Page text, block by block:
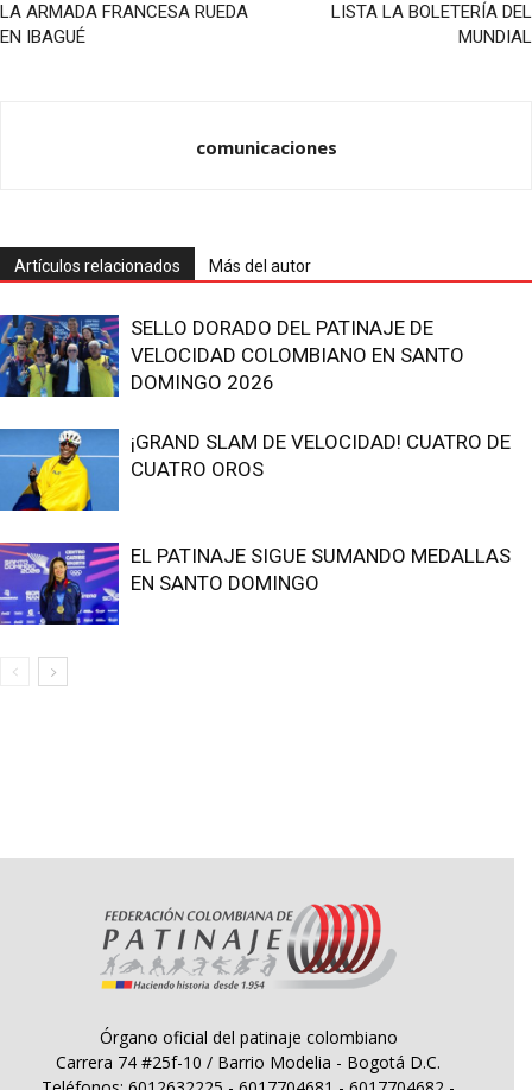
LA ARMADA FRANCESA RUEDA
EN IBAGUÉ
LISTA LA BOLETERÍA DEL
MUNDIAL
comunicaciones
Artículos relacionados Más del autor
SELLO DORADO DEL PATINAJE DE
VELOCIDAD COLOMBIANO EN SANTO
DOMINGO 2026
¡GRAND SLAM DE VELOCIDAD! CUATRO DE
CUATRO OROS
EL PATINAJE SIGUE SUMANDO MEDALLAS
EN SANTO DOMINGO
Órgano oficial del patinaje colombiano
Carrera 74 #25f-10 / Barrio Modelia - Bogotá D.C.